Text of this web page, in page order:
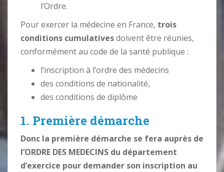
l’Ordre.
Pour exercer la médecine en France, trois
conditions cumulativesdoivent être réunies,
conformément au code de la santé publique :
l’inscription à l’ordre des médecins
des conditions de nationalité,
des conditions de diplôme
1. Première démarche
Donc la première démarche se fera auprès de
l’ORDRE DES MEDECINS du département
d’exercice pour demander son inscription au